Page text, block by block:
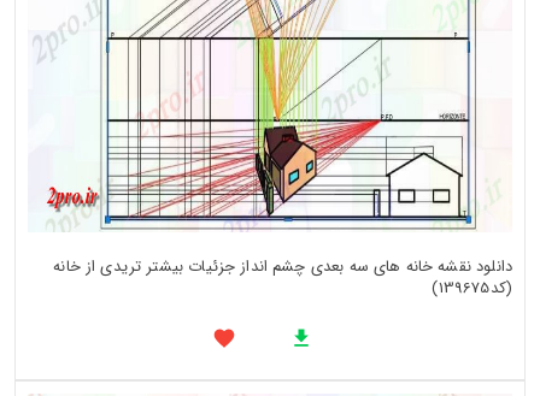
دانلود نقشه خانه های سه بعدی چشم انداز جزئیات بیشتر تریدی از خانه
(کد139675)